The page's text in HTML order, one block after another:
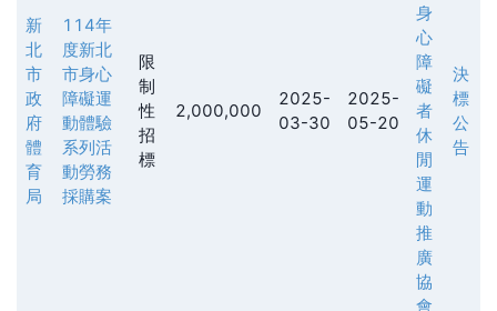
新
北
市
政
府
體
育
局
114年
度新北
市身心
障礙運
動體驗
系列活
動勞務
採購案
限
制
性
招
標
2,000,000
2025-
03-30
2025-
05-20
身
心
障
礙
者
休
閒
運
動
推
廣
協
會
決
標
公
告